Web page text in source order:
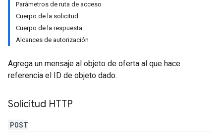
Parámetros de ruta de acceso
Cuerpo de la solicitud
Cuerpo de la respuesta
Alcances de autorización
Agrega un mensaje al objeto de oferta al que hace
referencia el ID de objeto dado.
Solicitud HTTP
POST